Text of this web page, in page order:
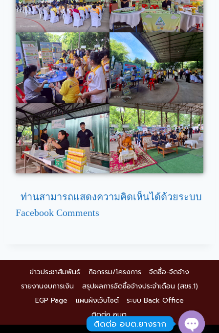
ท่านสามารถแสดงความคิดเห็นได้ด้วยระบบ
Facebook Comments
ข่าวประชาสัมพันธ์ กิจกรรม/โครงการ
จัดซื้อ-จัดจ้าง
รายงานงบการเงิน
สรุปผลการจัดซื้อจ้างประจำเดือน (สขร.1)
EGP Page
แผนผังเว็บไซต์
ระบบ Back Office
ติดต่อ อบต.
ติดต่อ อบต.ยางราก